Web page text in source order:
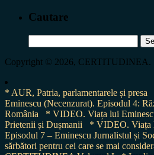
Cautare
for:
Copyright © 2026, CERTITUDINEA.
* AUR, Patria, parlamentarele și presa
Eminescu (Necenzurat). Episodul 4:
România
* VIDEO. Viața lui
Prietenii și Dușmanii
* VIDEO. Viața
Episodul 7 – Eminescu Jurnalistul și
sărbători pentru cei care se mai